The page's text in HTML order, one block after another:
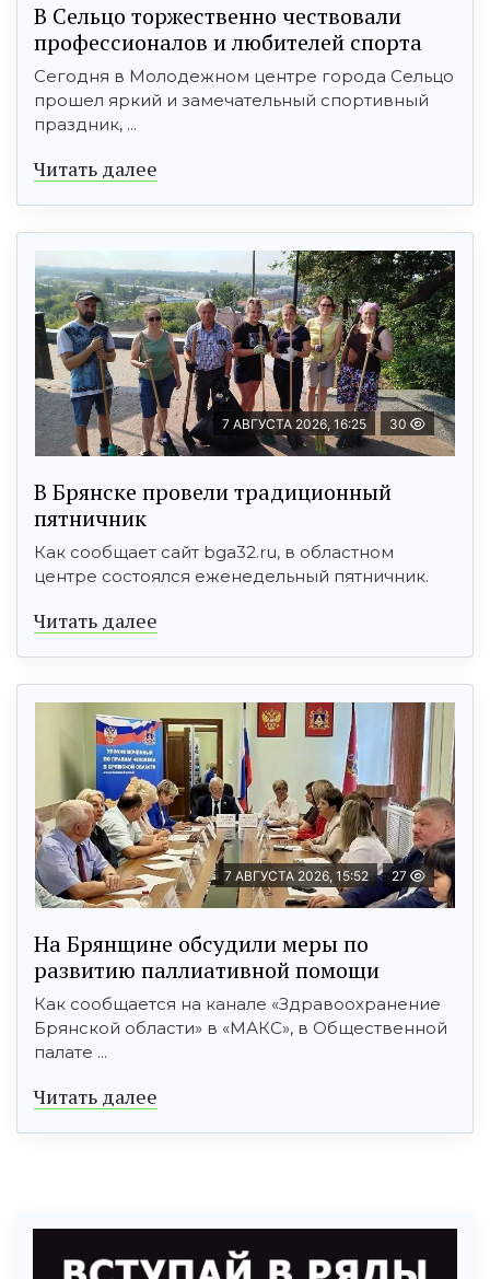
В Сельцо торжественно чествовали
профессионалов и любителей спорта
Сегодня в Молодежном центре города Сельцо
прошел яркий и замечательный спортивный
праздник, ...
Читать далее
7 АВГУСТА 2026, 16:25 30
В Брянске провели традиционный
пятничник
Как сообщает сайт bga32.ru, в областном
центре состоялся еженедельный пятничник.
Читать далее
7 АВГУСТА 2026, 15:52 27
На Брянщине обсудили меры по
развитию паллиативной помощи
Как сообщается на канале «Здравоохранение
Брянской области» в «МАКС», в Общественной
палате ...
Читать далее